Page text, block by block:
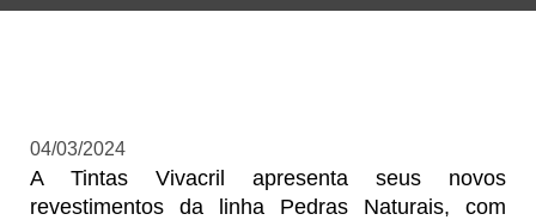
04/03/2024
A Tintas Vivacril apresenta seus novos
revestimentos da linha Pedras Naturais, com